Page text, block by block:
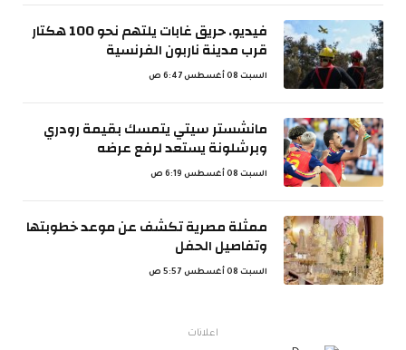
فيديو. حريق غابات يلتهم نحو 100 هكتار
قرب مدينة ناربون الفرنسية
السبت 08 أغسطس 6:47 ص
مانشستر سيتي يتمسك بقيمة رودري
وبرشلونة يستعد لرفع عرضه
السبت 08 أغسطس 6:19 ص
ممثلة مصرية تكشف عن موعد خطوبتها
وتفاصيل الحفل
السبت 08 أغسطس 5:57 ص
اعلانات